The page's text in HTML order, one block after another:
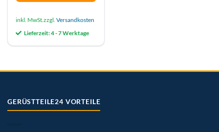
Produkt
mehrere
Varianten
auf
der
inkl. MwSt.zzgl. Versandkosten
Lieferzeit:4 - 7 Werktage
GERÜSTTEILE24 VORTEILE